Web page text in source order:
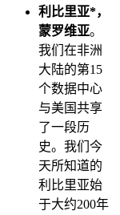
利比里亚*，
蒙罗维亚。
我们在非洲
大陆的第15
个数据中心
与美国共享
了一段历
史。我们今
天所知道的
利比里亚始
于大约200年